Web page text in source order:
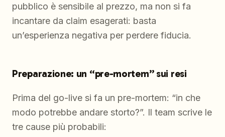
pubblico è sensibile al prezzo, ma non si fa
incantare da claim esagerati: basta
un’esperienza negativa per perdere fiducia.
Preparazione: un “pre-mortem” sui resi
Prima del go-live si fa un pre-mortem: “in che
modo potrebbe andare storto?”. Il team scrive le
tre cause più probabili: